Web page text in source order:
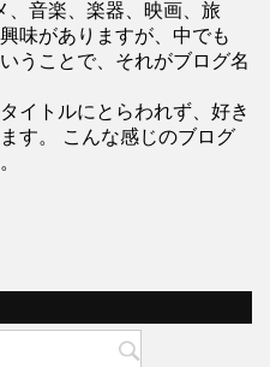
、音楽、楽器、映画、旅
味がありますが、中でも
うことで、それがブログ名
イトルにとらわれず、好き
す。 こんな感じのブログ